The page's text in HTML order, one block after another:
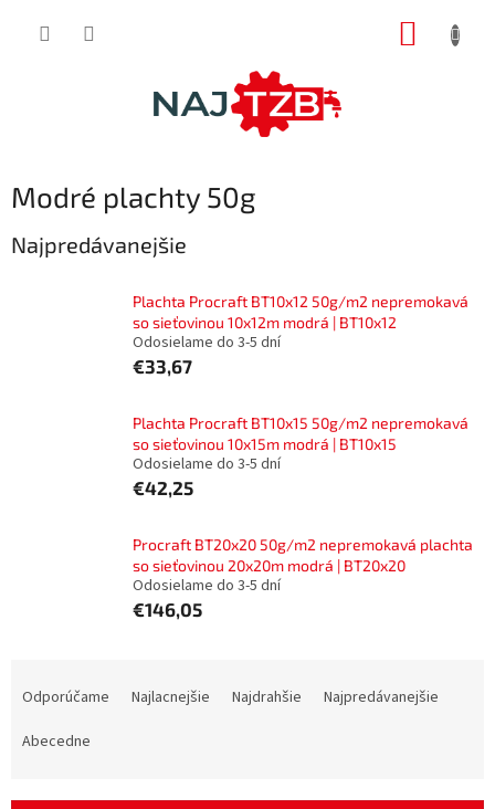
Modré plachty 50g
Najpredávanejšie
Plachta Procraft BT10x12 50g/m2 nepremokavá
so sieťovinou 10x12m modrá | BT10x12
Odosielame do 3-5 dní
€33,67
Plachta Procraft BT10x15 50g/m2 nepremokavá
so sieťovinou 10x15m modrá | BT10x15
Odosielame do 3-5 dní
€42,25
Procraft BT20x20 50g/m2 nepremokavá plachta
so sieťovinou 20x20m modrá | BT20x20
Odosielame do 3-5 dní
€146,05
Odporúčame Najlacnejšie Najdrahšie
Najpredávanejšie
Abecedne